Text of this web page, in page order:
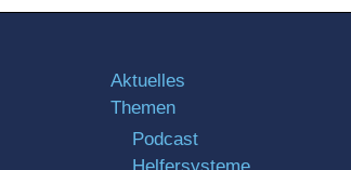
Aktuelles
Themen
Podcast